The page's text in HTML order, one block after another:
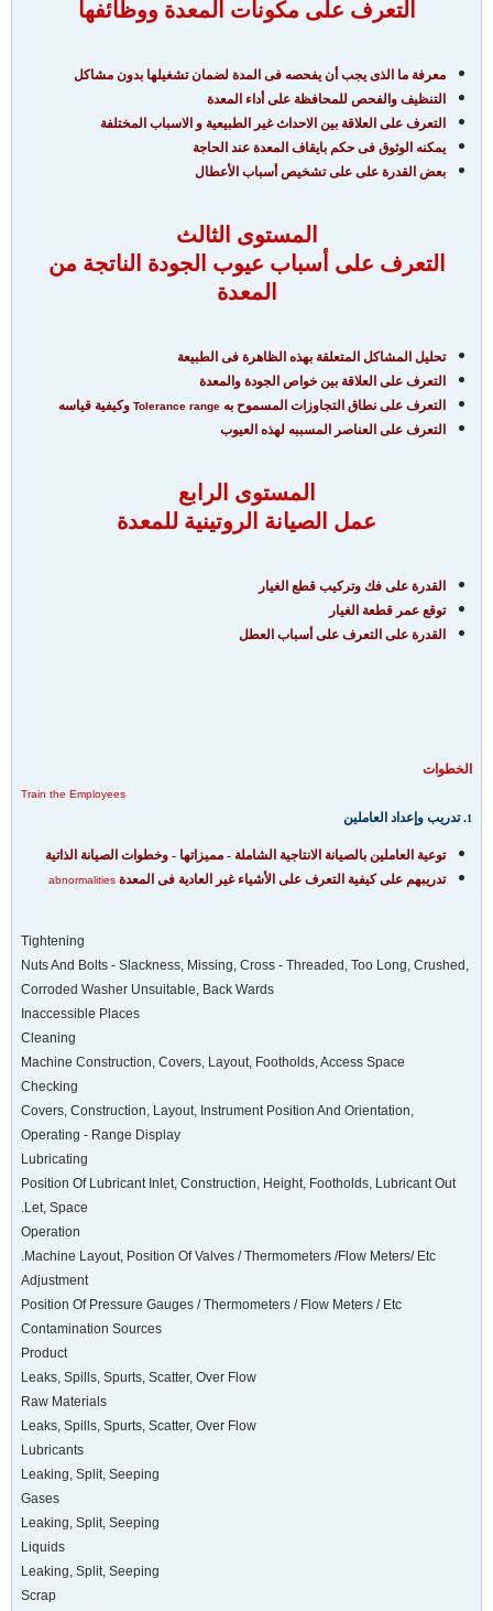
التعرف على مكونات المعدة ووظائفها
معرفة ما الذى يجب أن يفحصه فى المدة لضمان تشغيلها بدون مشاكل
التنظيف والفحص للمحافظة على أداء المعدة
التعرف على العلاقة بين الاحداث غير الطبيعية و الاسباب المختلفة
يمكنه الوثوق فى حكم بايقاف المعدة عند الحاجة
بعض القدرة على على تشخيص أسباب الأعطال
المستوى الثالث
التعرف على أسباب عيوب الجودة الناتجة من
المعدة
تحليل المشاكل المتعلقة بهذه الظاهرة فى الطبيعة
التعرف على العلاقة بين خواص الجودة والمعدة
التعرف على نطاق التجاوزات المسموح به Tolerance range وكيفية قياسه
التعرف على العناصر المسببه لهذه العيوب
المستوى الرابع
عمل الصيانة الروتينية للمعدة
القدرة على فك وتركيب قطع الغيار
توقع عمر قطعة الغيار
القدرة على التعرف على أسباب العطل
الخطوات
Train the Employees
1
.تدريب وإعداد العاملين
توعية العاملين بالصيانة الانتاجية الشاملة - مميزاتها - وخطوات الصيانة الذاتية
تدريبهم على كيفية التعرف على الأشياء غير العادية فى المعدة abnormalities
Tightening
Nuts And Bolts - Slackness, Missing, Cross - Threaded, Too Long, Crushed,
Corroded Washer Unsuitable, Back Wards
Inaccessible Places
Cleaning
Machine Construction, Covers, Layout, Footholds, Access Space
Checking
Covers, Construction, Layout, Instrument Position And Orientation,
Operating - Range Display
Lubricating
Position Of Lubricant Inlet, Construction, Height, Footholds, Lubricant Out
Let, Space.
Operation
Machine Layout, Position Of Valves / Thermometers /Flow Meters/ Etc.
Adjustment
Position Of Pressure Gauges / Thermometers / Flow Meters / Etc
Contamination Sources
Product
Leaks, Spills, Spurts, Scatter, Over Flow
Raw Materials
Leaks, Spills, Spurts, Scatter, Over Flow
Lubricants
Leaking, Split, Seeping
Gases
Leaking, Split, Seeping
Liquids
Leaking, Split, Seeping
Scrap